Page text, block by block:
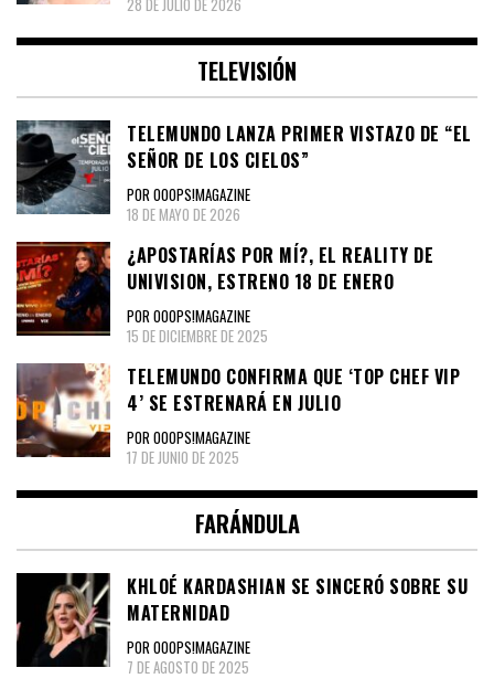
TELEVISIÓN
TELEMUNDO LANZA PRIMER VISTAZO DE “EL
SEÑOR DE LOS CIELOS”
POR OOOPS!MAGAZINE
18 DE MAYO DE 2026
¿APOSTARÍAS POR MÍ?, EL REALITY DE
UNIVISION, ESTRENO 18 DE ENERO
POR OOOPS!MAGAZINE
15 DE DICIEMBRE DE 2025
TELEMUNDO CONFIRMA QUE ‘TOP CHEF VIP
4’ SE ESTRENARÁ EN JULIO
POR OOOPS!MAGAZINE
17 DE JUNIO DE 2025
FARÁNDULA
KHLOÉ KARDASHIAN SE SINCERÓ SOBRE SU
MATERNIDAD
POR OOOPS!MAGAZINE
7 DE AGOSTO DE 2025